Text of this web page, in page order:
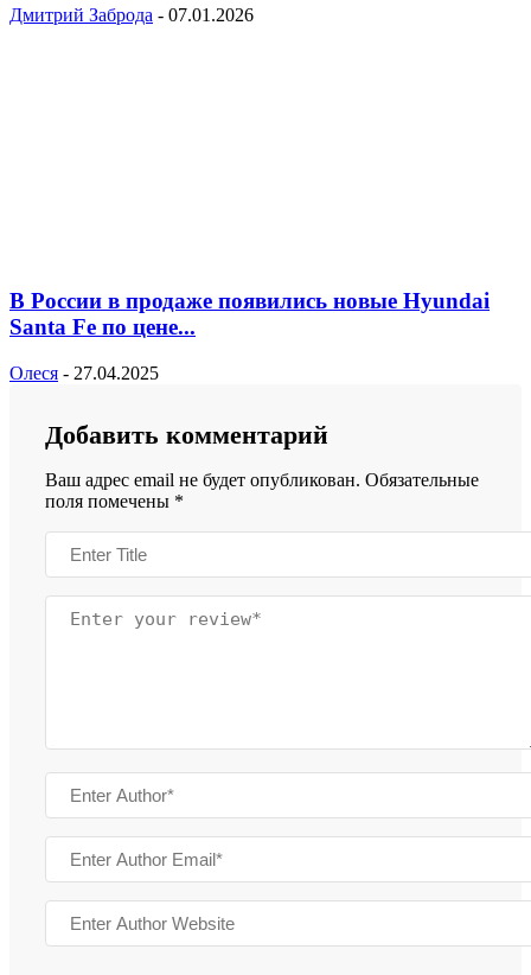
Дмитрий Заброда - 07.01.2026
В России в продаже появились новые Hyundai
Santa Fe по цене...
Олеся - 27.04.2025
Добавить комментарий
Ваш адрес email не будет опубликован. Обязательные
поля помечены *